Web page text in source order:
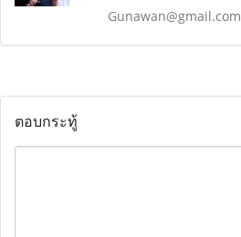
Gunawan@gmail.com
ตอบกระทู้